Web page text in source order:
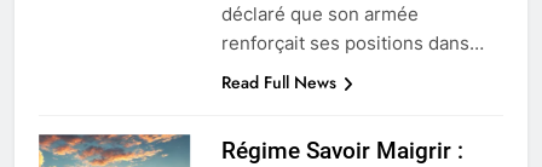
déclaré que son armée
renforçait ses positions dans…
Read Full News
Régime Savoir Maigrir :